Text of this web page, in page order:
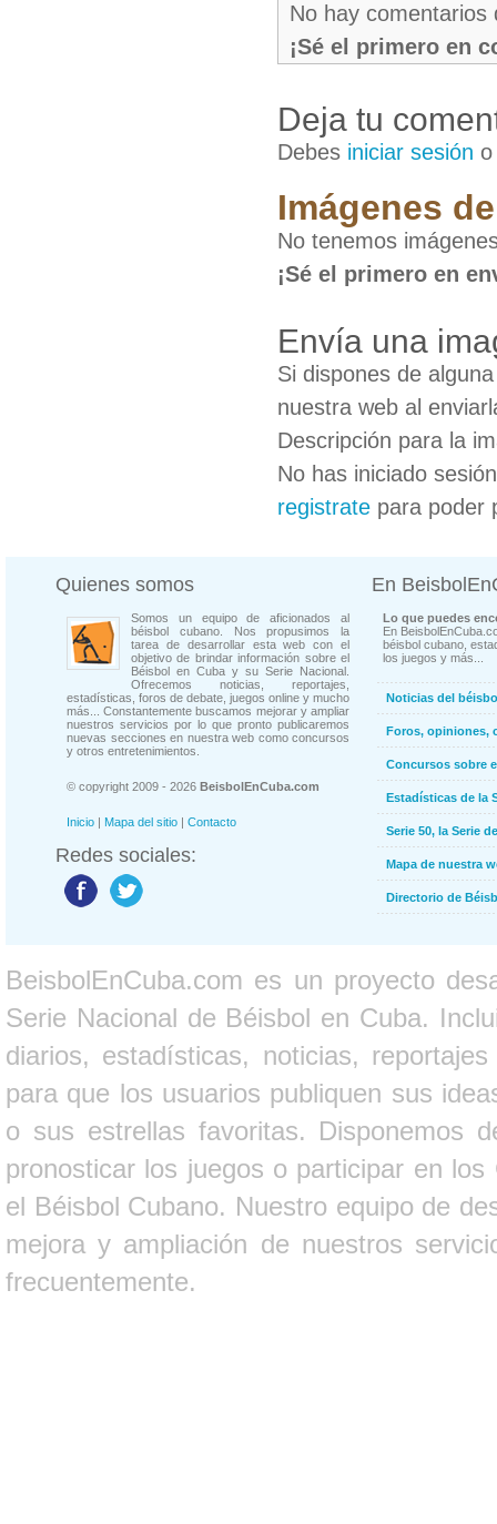
No hay comentarios
¡Sé el primero en
Deja tu
Debes iniciar sesión
Imágenes
No tenemos
¡Sé el primero en
Envía una
Si dispones de
nuestra web al
Descripción para la
No has iniciado
registrate para poder
Quienes somos
Somos un equipo de aficionados al
béisbol cubano. Nos propusimos la
tarea de desarrollar esta web con el
objetivo de brindar información sobre el
Béisbol en Cuba y su Serie Nacional.
Ofrecemos noticias, reportajes,
estadísticas, foros de debate, juegos online y mucho
más... Constantemente buscamos mejorar y ampliar
nuestros servicios por lo que pronto publicaremos
nuevas secciones en nuestra web como concursos
y otros entretenimientos.
© copyright 2009 - 2026 BeisbolEnCuba.com
Inicio | Mapa del sitio | Contacto
Redes sociales:
En
Lo que puedes
En
béisbol cubano,
los juegos y más...
Noticias del
Foros, opiniones,
Concursos sobre
Estadísticas de la
Serie 50, la Serie
Mapa de nuestra
Directorio de
BeisbolEnCuba.com es un proyecto
Serie Nacional de Béisbol en Cuba.
diarios, estadísticas, noticias,
para que los usuarios publiquen sus
o sus estrellas favoritas. Disponemos
pronosticar los juegos o participar en
el Béisbol Cubano. Nuestro equipo de
mejora y ampliación de nuestros
frecuentemente.